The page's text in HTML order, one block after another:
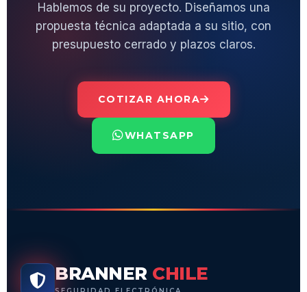
Hablemos de su proyecto. Diseñamos una
propuesta técnica adaptada a su sitio, con
presupuesto cerrado y plazos claros.
COTIZAR AHORA
WHATSAPP
BRANNER CHILE